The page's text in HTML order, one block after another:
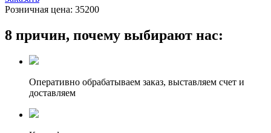
Розничная цена: 35200
8 причин, почему выбирают нас:
Оперативно обрабатываем заказ, выставляем счет и
доставляем